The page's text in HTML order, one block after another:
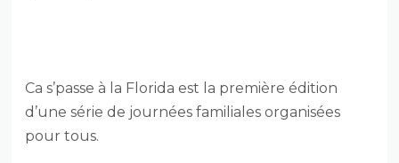
Ca s’passe à la Florida est la première édition
d’une série de journées familiales organisées
pour tous.